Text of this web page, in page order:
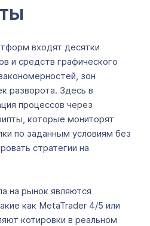
входят десятки
и средств графического
зон
разворота. Здесь в
процессов через
которые мониторят
по заданным условиям без
стратегии на
на рынок являются
как MetaTrader 4/5 или
котировки в реальном